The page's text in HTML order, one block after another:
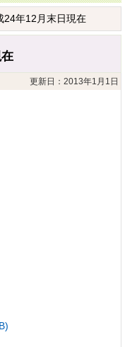
年12月末日現在
更新日：2013年1月1日